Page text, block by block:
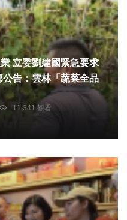
立委劉建國緊急要求
告：雲林「蔬菜全品
11,341 觀看